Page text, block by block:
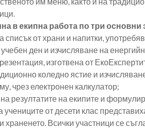
в екипна работа по три основни
списък от храни и напитки,
ден и изчисляване на
изготвена от
коледно ястие и
чрез електронен калкулатор;
резултатите на екипите и
учениците от десети клас
храненето. Всички участници се